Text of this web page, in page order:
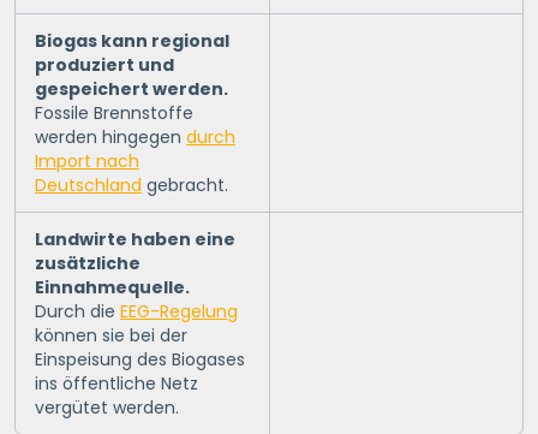
Biogas kann regional
produziert und
gespeichert werden.
Fossile Brennstoffe
werden hingegen durch
Import nach
Deutschland gebracht.
Landwirte haben eine
zusätzliche
Einnahmequelle.
Durch die EEG-Regelung
können sie bei der
Einspeisung des Biogases
ins öffentliche Netz
vergütet werden.